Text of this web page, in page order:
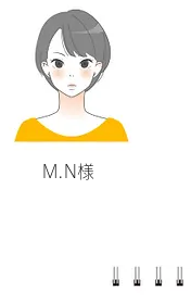
M.N様